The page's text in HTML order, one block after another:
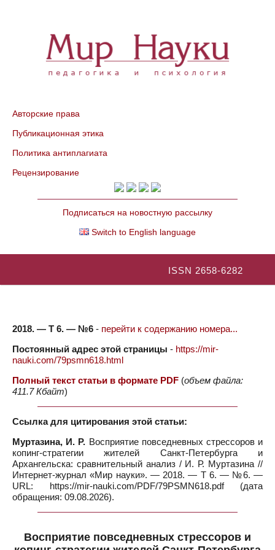
Авторские права
Публикационная этика
Политика антиплагиата
Рецензирование
Подписаться на новостную рассылку
Switch to English language
ISSN 2658-6282
2018. — Т 6. — №6 - перейти к содержанию номера...
Постоянный адрес этой страницы - https://mir-
nauki.com/79psmn618.html
Полный текст статьи в формате PDF (объем файла:
411.7 Кбайт)
Ссылка для цитирования этой статьи:
Муртазина, И. Р. Восприятие повседневных стрессоров и
копинг-стратегии жителей Санкт-Петербурга и
Архангельска: сравнительный анализ / И. Р. Муртазина //
Интернет-журнал «Мир науки». — 2018. — Т 6. — №6. —
URL: https://mir-nauki.com/PDF/79PSMN618.pdf (дата
обращения: 09.08.2026).
Восприятие повседневных стрессоров и